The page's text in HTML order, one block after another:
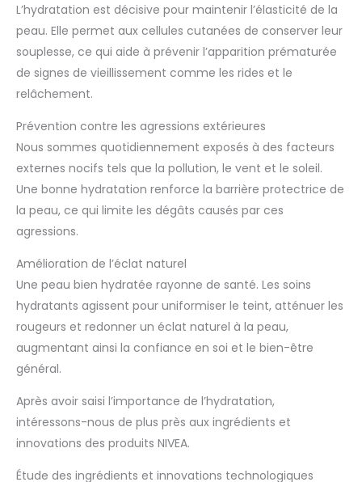
L’hydratation est décisive pour maintenir l’élasticité de la
peau. Elle permet aux cellules cutanées de conserver leur
souplesse, ce qui aide à prévenir l’apparition prématurée
de signes de vieillissement comme les rides et le
relâchement.
Prévention contre les agressions extérieures
Nous sommes quotidiennement exposés à des facteurs
externes nocifs tels que la pollution, le vent et le soleil.
Une bonne hydratation renforce la barrière protectrice de
la peau, ce qui limite les dégâts causés par ces
agressions.
Amélioration de l’éclat naturel
Une peau bien hydratée rayonne de santé. Les soins
hydratants agissent pour uniformiser le teint, atténuer les
rougeurs et redonner un éclat naturel à la peau,
augmentant ainsi la confiance en soi et le bien-être
général.
Après avoir saisi l’importance de l’hydratation,
intéressons-nous de plus près aux ingrédients et
innovations des produits NIVEA.
Étude des ingrédients et innovations technologiques